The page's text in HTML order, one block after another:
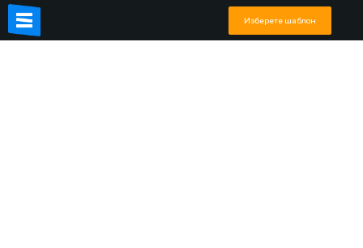
Изберете шаблон